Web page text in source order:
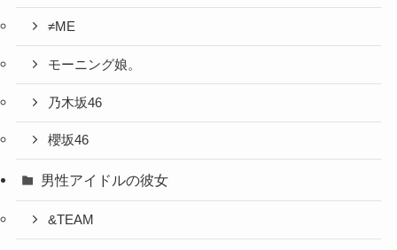
≠ME
モーニング娘。
乃木坂46
櫻坂46
男性アイドルの彼女
&TEAM